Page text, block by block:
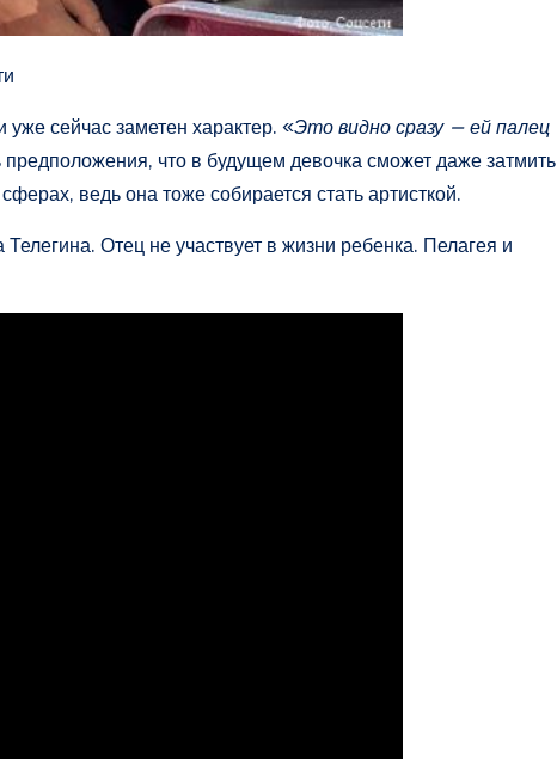
уже сейчас заметен характер. «Это видно сразу — ей палец
что в будущем девочка сможет даже затмить
ведь она тоже собирается стать артисткой.
Отец не участвует в жизни ребенка. Пелагея и